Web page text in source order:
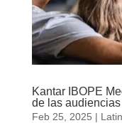
Kantar IBOPE
de las
Feb 25, 2025 |